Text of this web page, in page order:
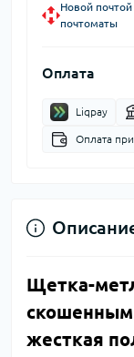
Новой
почтоматы
Оплата
Liqpay
Оплата
Щетка-
скошенным
жесткая